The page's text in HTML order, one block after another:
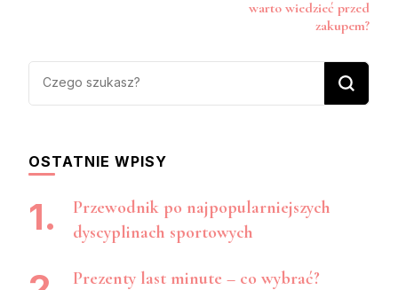
warto wiedzieć przed
zakupem?
Szukasz
OSTATNIE WPISY
Przewodnik po najpopularniejszych
dyscyplinach sportowych
Prezenty last minute – co wybrać?